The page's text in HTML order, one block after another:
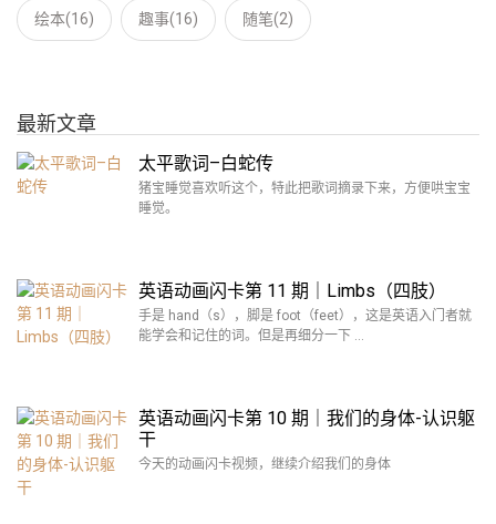
绘本(16) 趣事(16) 随笔(2)
最新文章
太平歌词–白蛇传
猪宝睡觉喜欢听这个，特此把歌词摘录下来，方便哄宝宝
睡觉。
英语动画闪卡第 11 期｜Limbs（四肢）
手是 hand（s），脚是 foot（feet），这是英语入门者就
能学会和记住的词。但是再细分一下 …
英语动画闪卡第 10 期｜我们的身体-认识躯
干
今天的动画闪卡视频，继续介绍我们的身体